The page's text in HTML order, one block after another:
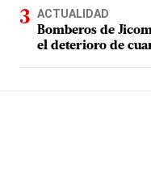
ACTUALIDAD
Bomberos de
el deterioro de